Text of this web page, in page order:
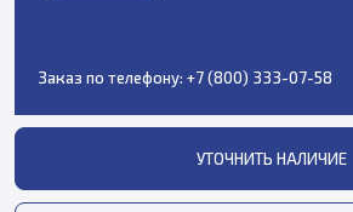
Заказ по телефону: +7 (800) 333-07-58
УТОЧНИТЬ НАЛИЧИЕ